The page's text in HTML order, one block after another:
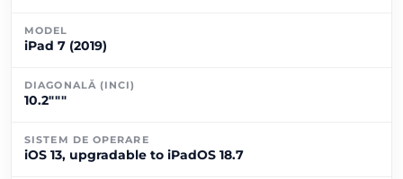
MODEL
iPad 7 (2019)
DIAGONALĂ (INCI)
10.2"""
SISTEM DE OPERARE
iOS 13, upgradable to iPadOS 18.7